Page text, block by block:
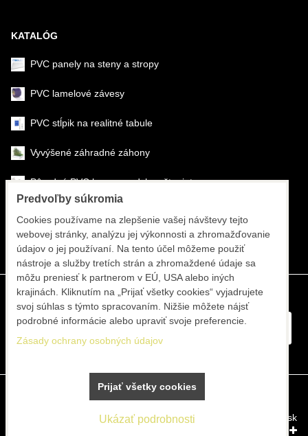
KATALÓG
PVC panely na steny a stropy
PVC lamelové závesy
PVC stĺpik na realitné tabule
Vyvýšené záhradné záhony
Pôrodné PVC boxy na odchov šteniat
Športové systémy
Zásady ochrany osobných údajov
Vytvorené pomocou: BiznisWeb.sk
Predvoľby súkromia
Cookies používame na zlepšenie vašej návštevy tejto
webovej stránky, analýzu jej výkonnosti a zhromažďovanie
údajov o jej používaní. Na tento účel môžeme použiť
nástroje a služby tretích strán a zhromaždené údaje sa
môžu preniesť k partnerom v EÚ, USA alebo iných
krajinách. Kliknutím na „Prijať všetky cookies“ vyjadrujete
svoj súhlas s týmto spracovaním. Nižšie môžete nájsť
podrobné informácie alebo upraviť svoje preferencie.
Zásady ochrany osobných údajov
Ukázať podrobnosti
Prijať všetky cookies